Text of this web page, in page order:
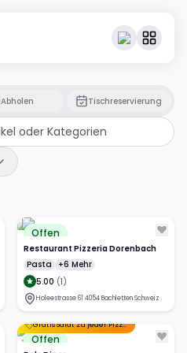
Abholen Tischreservierung
Offen
Restaurant Pizzeria Dorenbach
Pasta
+6 Mehr
5.00 (1)
Holeestrasse 61 4054 Bachletten Schweiz
Offen
Gratis Salat zu jeder Pizza+1 Mehr